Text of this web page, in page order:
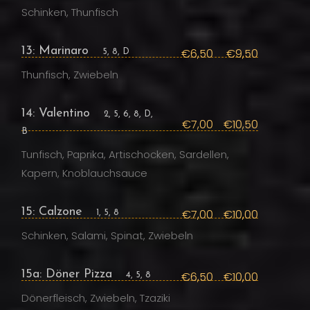
Schinken, Thunfisch
13: Marinaro 5, 8, D €6,50 €9,50
Thunfisch, Zwiebeln
14: Valentino
2, 5, 6, 8, D,
B
€7,00 €10,50
Tunfisch, Paprika, Artischocken, Sardellen,
Kapern, Knoblauchsauce
15: Calzone 1, 5, 8 €7,00 €10,00
Schinken, Salami, Spinat, Zwiebeln
15a: Döner Pizza 4, 5, 8 €6,50 €10,00
Dönerfleisch, Zwiebeln, Tzaziki